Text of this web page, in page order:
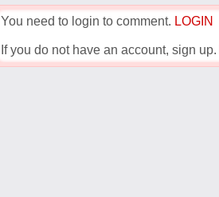
You need to login to comment. LOGIN
If you do not have an account, sign up.